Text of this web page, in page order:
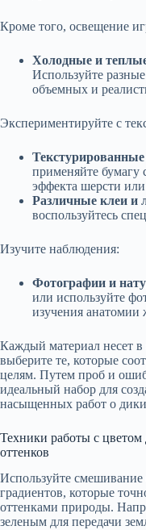
Кроме того, освещение
Холодные и
Используйте
объемных и
Экспериментируйте с
Текстурированные
применяйте бумагу
эффекта шерсти
Различные клеи и
воспользуйтесь
Изучите наблюдения:
Фотографии и
или используйте
изучения
Каждый материал несет в
выберите те, которые
целям. Путем проб и
идеальный набор для
насыщенных работ о
Техники работы с
оттенков
Используйте смешивание
градиентов, которые
оттенками природы.
зеленым для передачи